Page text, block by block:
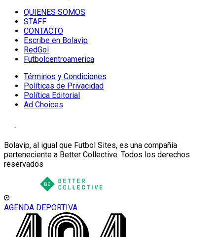
QUIENES SOMOS
STAFF
CONTACTO
Escribe en Bolavip
RedGol
Futbolcentroamerica
Términos y Condiciones
Políticas de Privacidad
Política Editorial
Ad Choices
Bolavip, al igual que Futbol Sites, es una compañía
perteneciente a Better Collective. Todos los derechos
reservados
AGENDA DEPORTIVA